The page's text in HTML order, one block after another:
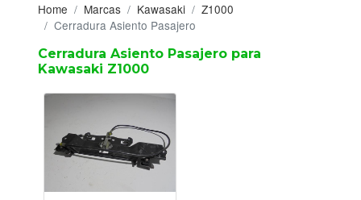
Neumáticos
Campa
Motores
Motores
Usados
Home Marcas Kawasaki
Z1000
Cerradura Asiento Pasajero
Cerradura Asiento Pasajero para
Kawasaki Z1000